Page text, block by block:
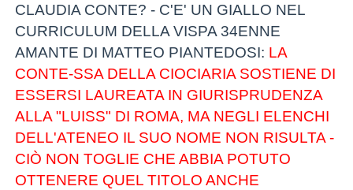
CLAUDIA CONTE? - C'E' UN GIALLO NEL
CURRICULUM DELLA VISPA 34ENNE
AMANTE DI MATTEO PIANTEDOSI: LA
CONTE-SSA DELLA CIOCIARIA SOSTIENE DI
ESSERSI LAUREATA IN GIURISPRUDENZA
ALLA "LUISS" DI ROMA, MA NEGLI ELENCHI
DELL'ATENEO IL SUO NOME NON RISULTA -
CIÒ NON TOGLIE CHE ABBIA POTUTO
OTTENERE QUEL TITOLO ANCHE